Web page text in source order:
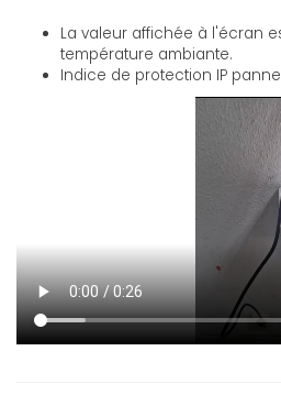
La valeur affichée à l'écran
température ambiante.
Indice de protection IP